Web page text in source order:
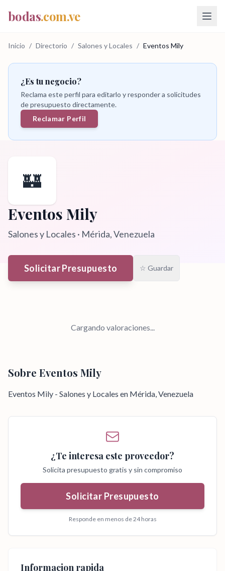
bodas.com.ve
Inicio / Directorio / Salones y Locales / Eventos Mily
¿Es tu negocio?
Reclama este perfil para editarlo y responder a solicitudes
de presupuesto directamente.
Reclamar Perfil
🏰
Eventos Mily
Salones y Locales · Mérida, Venezuela
Solicitar Presupuesto ☆ Guardar
Cargando valoraciones...
Sobre Eventos Mily
Eventos Mily - Salones y Locales en Mérida, Venezuela
¿Te interesa este proveedor?
Solicita presupuesto gratis y sin compromiso
Solicitar Presupuesto
Responde en menos de 24 horas
Informacion rapida